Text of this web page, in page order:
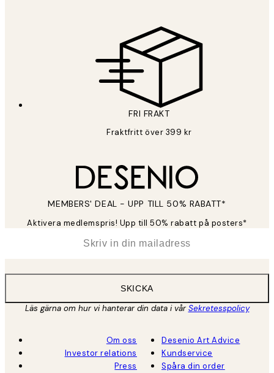
FRI FRAKT
Fraktfritt över 399 kr
MEMBERS' DEAL - UPP TILL 50% RABATT*
Aktivera medlemspris! Upp till 50% rabatt på posters*
SKICKA
Läs gärna om hur vi hanterar din data i vårSekretesspolicy
Om oss
Investor relations
Press
Desenio Art Advice
Kundservice
Spåra din order